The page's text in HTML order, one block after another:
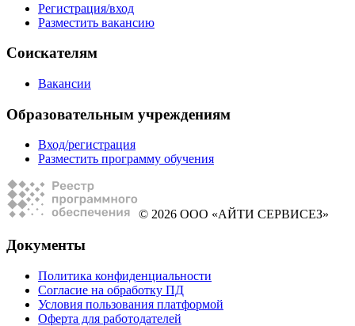
Регистрация/вход
Разместить вакансию
Соискателям
Вакансии
Образовательным учреждениям
Вход/регистрация
Разместить программу обучения
© 2026 ООО «АЙТИ СЕРВИСЕЗ»
Документы
Политика конфиденциальности
Согласие на обработку ПД
Условия пользования платформой
Оферта для работодателей